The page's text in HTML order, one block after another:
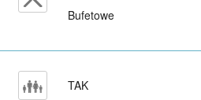
Bufetowe
TAK